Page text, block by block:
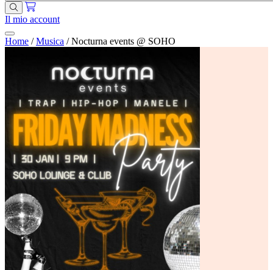
Il mio account
Home / Musica / Nocturna events @ SOHO